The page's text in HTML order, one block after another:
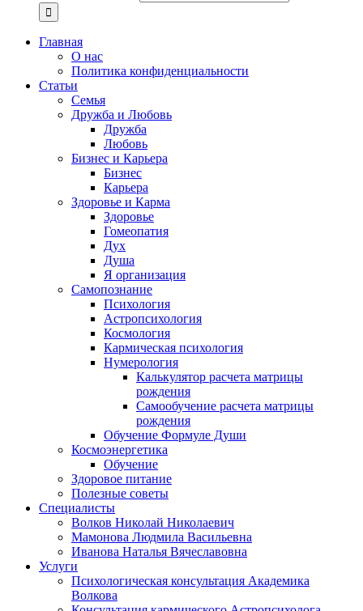
Главная
О нас
Политика конфиденциальности
Статьи
Семья
Дружба и Любовь
Дружба
Любовь
Бизнес и Карьера
Бизнес
Карьера
Здоровье и Карма
Здоровье
Гомеопатия
Дух
Душа
Я организация
Самопознание
Психология
Астропсихология
Космология
Кармическая психология
Нумерология
Калькулятор расчета матрицы
рождения
Самообучение расчета матрицы
рождения
Обучение Формуле Души
Космоэнергетика
Обучение
Здоровое питание
Полезные советы
Специалисты
Волков Николай Николаевич
Мамонова Людмила Васильевна
Иванова Наталья Вячеславовна
Услуги
Психологическая консультация Академика
Волкова